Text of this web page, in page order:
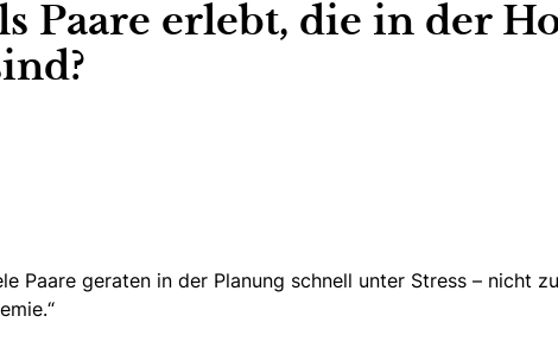
Paare erlebt, die in der
Paare geraten in der Planung schnell unter Stress – nicht